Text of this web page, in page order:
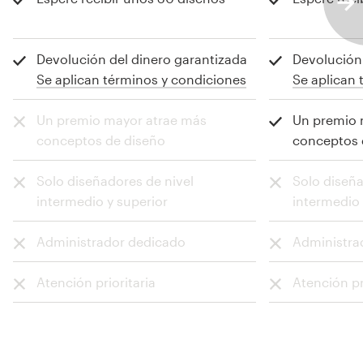
Se aplican términos y condiciones
Se aplican
Un premio mayor atrae más
conceptos de diseño
Un premio
conceptos
Solo diseñadores de nivel
intermedio y superior
Solo
intermedio
Administrador dedicado
Atención prioritaria Atención